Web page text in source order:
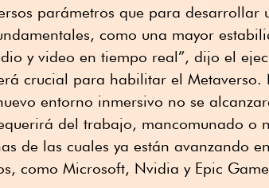
parámetros que para desarrollar
como una mayor
y video en tiempo real”, dijo el
crucial para habilitar el Metaverso.
entorno inmersivo no se
del trabajo, mancomunado o
de las cuales ya están avanzando
como Microsoft, Nvidia y Epic